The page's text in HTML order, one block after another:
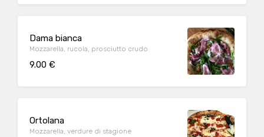
Dama bianca
Mozzarella, rucola, prosciutto crudo
9.00 €
Ortolana
Mozzarella, verdure di stagione